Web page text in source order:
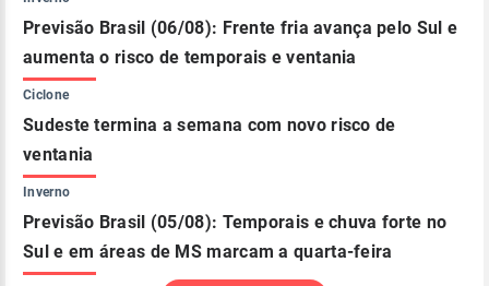
Previsão Brasil (06/08): Frente fria avança pelo Sul e
aumenta o risco de temporais e ventania
Ciclone
Sudeste termina a semana com novo risco de
ventania
Inverno
Previsão Brasil (05/08): Temporais e chuva forte no
Sul e em áreas de MS marcam a quarta-feira